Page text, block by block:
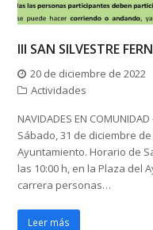
III SAN SILVESTRE
20 de diciembre de 2022
Actividades
NAVIDADES EN
Sábado, 31 de diciembre
Ayuntamiento. Horario de
las 10:00 h, en la Plaza del
carrera personas…
Leer más